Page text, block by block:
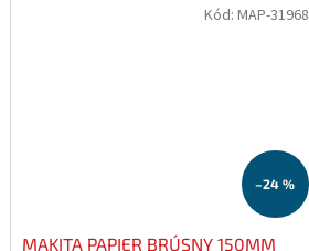
–24 %
MAKITA PAPIER BRÚSNY 150MM
Kód: MAP-31968